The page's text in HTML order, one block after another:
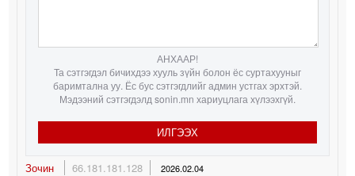
АНХААР!
Та сэтгэгдэл бичихдээ хууль зүйн болон ёс суртахууныг
баримтална уу. Ёс бус сэтгэгдлийг админ устгах эрхтэй.
Мэдээний сэтгэгдэлд sonin.mn хариуцлага хүлээхгүй.
ИЛГЭЭХ
Зочин 66.181.181.128 2026.02.04